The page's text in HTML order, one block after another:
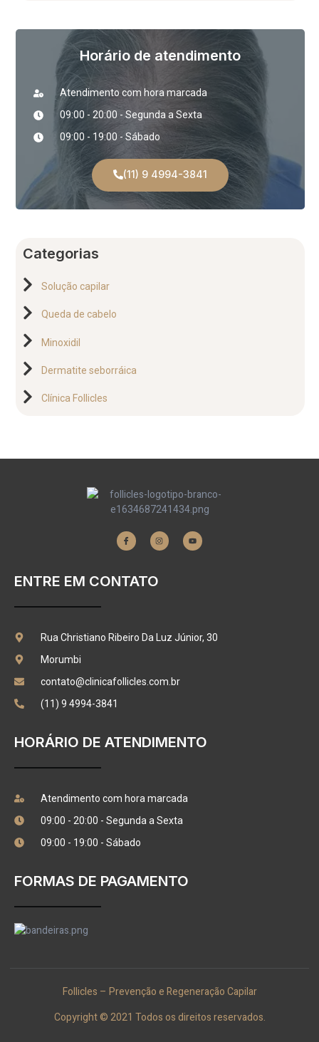
Horário de atendimento
Atendimento com hora marcada
09:00 - 20:00 - Segunda a Sexta
09:00 - 19:00 - Sábado
(11) 9 4994-3841
Categorias
Solução capilar
Queda de cabelo
Minoxidil
Dermatite seborráica
Clínica Follicles
ENTRE EM CONTATO
Rua Christiano Ribeiro Da Luz Júnior, 30
Morumbi
contato@clinicafollicles.com.br
(11) 9 4994-3841
HORÁRIO DE ATENDIMENTO
Atendimento com hora marcada
09:00 - 20:00 - Segunda a Sexta
09:00 - 19:00 - Sábado
FORMAS DE PAGAMENTO
Follicles – Prevenção e Regeneração Capilar
Copyright © 2021 Todos os direitos reservados.